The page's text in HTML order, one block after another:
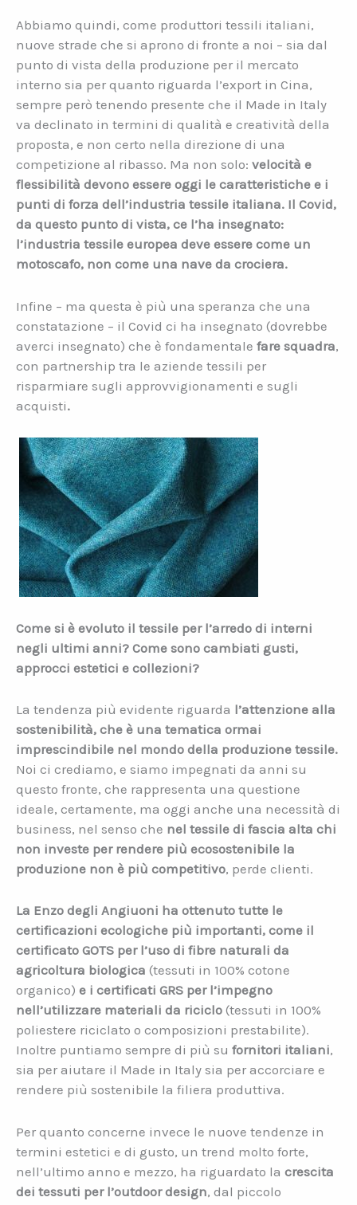
Abbiamo quindi, come produttori tessili italiani,
nuove strade che si aprono di fronte a noi – sia dal
punto di vista della produzione per il mercato
interno sia per quanto riguarda l’export in Cina,
sempre però tenendo presente che il Made in Italy
va declinato in termini di qualità e creatività della
proposta, e non certo nella direzione di una
competizione al ribasso. Ma non solo: velocità e
flessibilità devono essere oggi le caratteristiche e i
punti di forza dell’industria tessile italiana. Il Covid,
da questo punto di vista, ce l’ha insegnato:
l’industria tessile europea deve essere come un
motoscafo, non come una nave da crociera.
Infine – ma questa è più una speranza che una
constatazione – il Covid ci ha insegnato (dovrebbe
averci insegnato) che è fondamentale fare squadra,
con partnership tra le aziende tessili per
risparmiare sugli approvvigionamenti e sugli
acquisti.
Come si è evoluto il tessile per l’arredo di interni
negli ultimi anni? Come sono cambiati gusti,
approcci estetici e collezioni?
La tendenza più evidente riguarda l’attenzione alla
sostenibilità, che è una tematica ormai
imprescindibile nel mondo della produzione tessile.
Noi ci crediamo, e siamo impegnati da anni su
questo fronte, che rappresenta una questione
ideale, certamente, ma oggi anche una necessità di
business, nel senso che nel tessile di fascia alta chi
non investe per rendere più ecosostenibile la
produzione non è più competitivo, perde clienti.
La Enzo degli Angiuoni ha ottenuto tutte le
certificazioni ecologiche più importanti, come il
certificato GOTS per l’uso di fibre naturali da
agricoltura biologica (tessuti in 100% cotone
organico) e i certificati GRS per l’impegno
nell’utilizzare materiali da riciclo (tessuti in 100%
poliestere riciclato o composizioni prestabilite).
Inoltre puntiamo sempre di più su fornitori italiani,
sia per aiutare il Made in Italy sia per accorciare e
rendere più sostenibile la filiera produttiva.
Per quanto concerne invece le nuove tendenze in
termini estetici e di gusto, un trend molto forte,
nell’ultimo anno e mezzo, ha riguardato la crescita
dei tessuti per l’outdoor design, dal piccolo